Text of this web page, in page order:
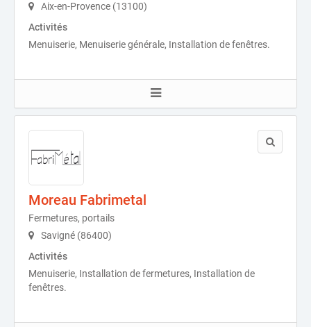
Aix-en-Provence (13100)
Activités
Menuiserie, Menuiserie générale, Installation de fenêtres.
Moreau Fabrimetal
Fermetures, portails
Savigné (86400)
Activités
Menuiserie, Installation de fermetures, Installation de
fenêtres.